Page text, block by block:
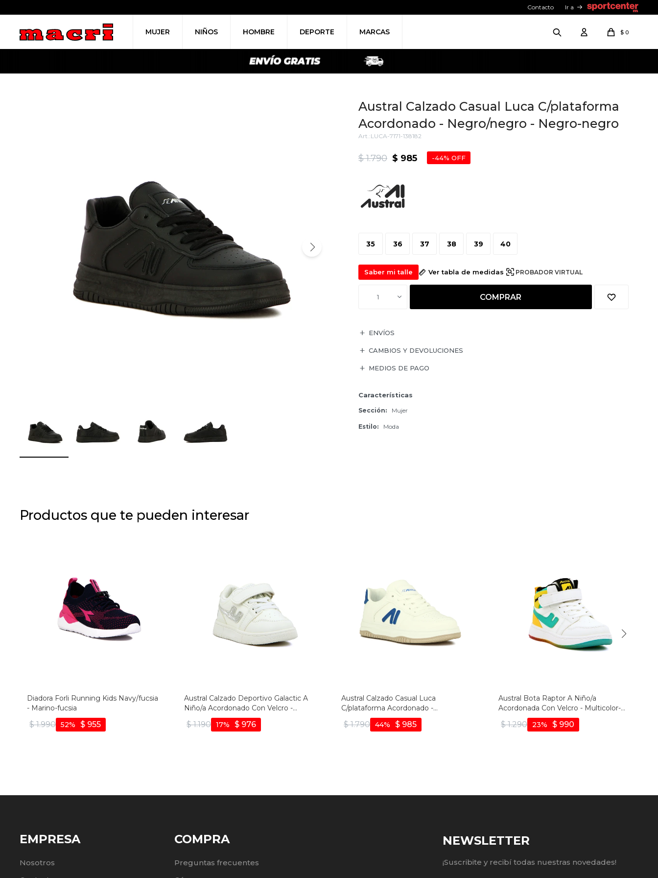
MUJER NIÑOS HOMBRE DEPORTE MARCAS $ 0
Contacto Ir a
Austral Calzado Casual Luca C/plataforma
Acordonado - Negro/negro - Negro-negro
LUCA-7171-138182
$ 985
$ 1.790 44
35 36 37 38 39 40
Saber mi talle Ver tabla de medidas PROBADOR VIRTUAL
1 COMPRAR
ENVÍOS
CAMBIOS Y DEVOLUCIONES
MEDIOS DE PAGO
Características
Sección Mujer
Estilo Moda
Productos que te pueden interesar
Diadora Forli Running Kids Navy/fucsia
- Marino-fucsia
$ 1.990 $ 955
52
Austral Calzado Deportivo Galactic A
Niño/a Acordonado Con Velcro -
Blanco-plata
$ 1.190 $ 976
17
Austral Calzado Casual Luca
C/plataforma Acordonado -
Blanco/azul - Blanco-azul
$ 1.790 $ 985
44
Austral Bota Raptor A Niño/a
Acordonada Con Velcro - Multicolor-
$ 1.290 $ 990
23
EMPRESA
Nosotros
COMPRA
Preguntas frecuentes
NEWSLETTER
¡Suscribite y recibí todas nuestras novedades!